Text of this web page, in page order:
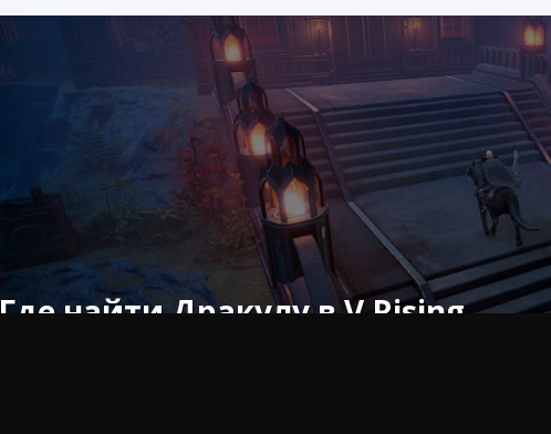
Где найти Дракулу в V Rising